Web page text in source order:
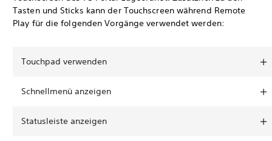
Tasten und Sticks kann der Touchscreen während Remote
Play für die folgenden Vorgänge verwendet werden:
Touchpad verwenden
Schnellmenü anzeigen
Statusleiste anzeigen